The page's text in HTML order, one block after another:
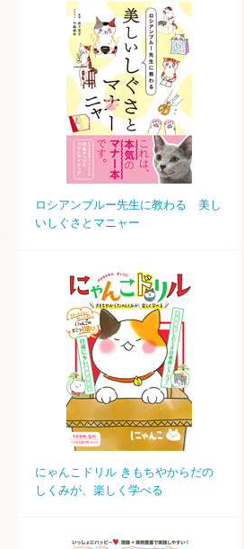
ロシアンブルー先生に教わる 美し
いしぐさとマニャー
にゃんこドリル きもちやからだの
しくみが、楽しく学べる